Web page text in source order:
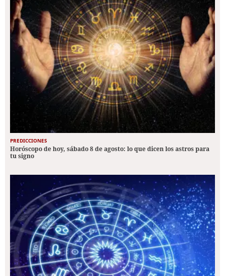
PREDICCIONES
Horóscopo de hoy, sábado 8 de agosto: lo que dicen los astros para
tu signo